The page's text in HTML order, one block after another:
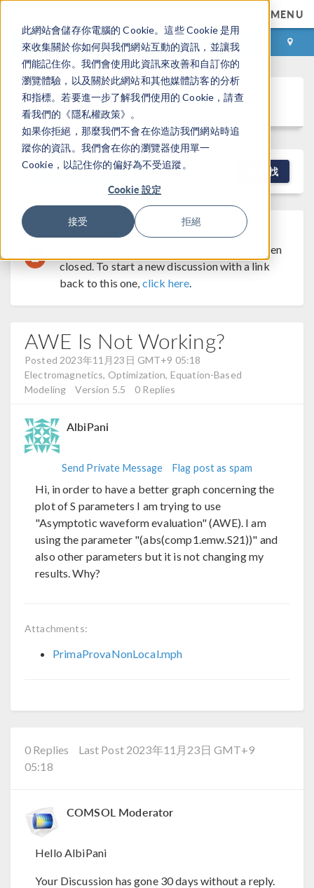
此網站會儲存你電腦的 Cookie。這些 Cookie 是用
來收集關於你如何與我們網站互動的資訊，並讓我
們能記住你。我們會使用此資訊來改善和自訂你的
瀏覽體驗，以及關於此網站和其他媒體訪客的分析
和指標。若要進一步了解我們使用的 Cookie，請查
看我們的《隱私權政策》。
如果你拒絕，那麼我們不會在你造訪我們網站時追
蹤你的資訊。我們會在你的瀏覽器使用單一
Cookie，以記住你的偏好為不受追蹤。
Cookie 設定
接受 拒絕
MENU
登录 咨询与购买
Discussion Forum
NEW DISCUSSION 查找
Discussion Closed
This discussion was
created more than 6 months ago and has been
closed. To start a new discussion with a link
back to this one, click here.
AWE Is Not Working?
Posted 2023年11月23日 GMT+9 05:18
Electromagnetics, Optimization, Equation-Based
Modeling
Version 5.5 0 Replies
AlbiPani
Send Private Message Flag post as spam
Hi, in order to have a better graph concerning the
plot of S parameters I am trying to use
"Asymptotic waveform evaluation" (AWE). I am
using the parameter "(abs(comp1.emw.S21))" and
also other parameters but it is not changing my
results. Why?
Attachments:
PrimaProvaNonLocal.mph
0 Replies
Last Post 2023年11月23日 GMT+9
05:18
COMSOL Moderator
Hello AlbiPani
Your Discussion has gone 30 days without a reply.